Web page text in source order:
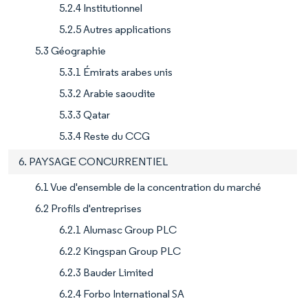
5.2.4 Institutionnel
5.2.5 Autres applications
5.3 Géographie
5.3.1 Émirats arabes unis
5.3.2 Arabie saoudite
5.3.3 Qatar
5.3.4 Reste du CCG
6. PAYSAGE CONCURRENTIEL
6.1 Vue d'ensemble de la concentration du marché
6.2 Profils d'entreprises
6.2.1 Alumasc Group PLC
6.2.2 Kingspan Group PLC
6.2.3 Bauder Limited
6.2.4 Forbo International SA